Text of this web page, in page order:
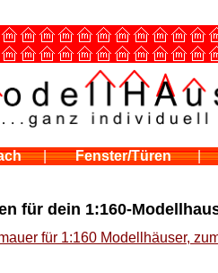
| Fenster/Türen |
für dein 1:160-
für 1:160 Modellhäuser,